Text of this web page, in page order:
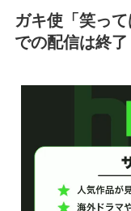
ガキ使「笑っ
での配信は終了